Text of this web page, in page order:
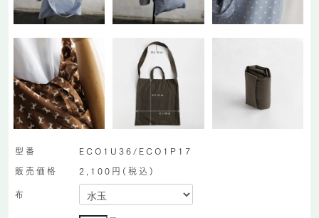
型番
ECO1U36/ECO1P17
販売価格
2,100円(税込)
布